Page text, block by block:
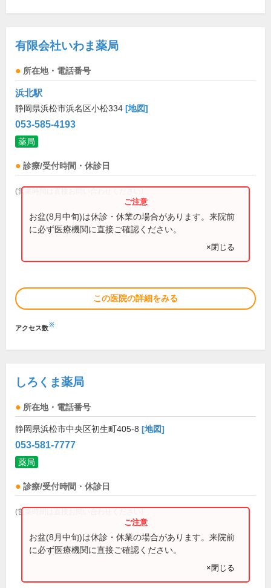
有限会社いわま薬局
所在地・電話番号
浜北駅
静岡県浜松市浜名区小松334 [地図]
053-585-4193
薬局
診療/受付時間・休診日
(営業時間は直接お問い合わせください)
お盆(8月中旬)は休診・休業の場合があります。来院前
に必ず医療機関に直接ご確認ください。
×閉じる
この医院の詳細をみる
アクセス数※
しろくま薬局
所在地・電話番号
静岡県浜松市中央区初生町405-8 [地図]
053-581-7777
薬局
診療/受付時間・休診日
(営業時間は直接お問い合わせください)
お盆(8月中旬)は休診・休業の場合があります。来院前
に必ず医療機関に直接ご確認ください。
×閉じる